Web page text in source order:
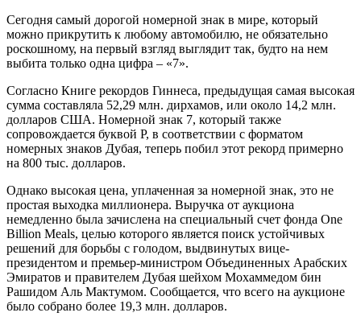
Сегодня самый дорогой номерной знак в мире, который
можно прикрутить к любому автомобилю, не обязательно
роскошному, на первый взгляд выглядит так, будто на нем
выбита только одна цифра – «7».
Согласно Книге рекордов Гиннеса, предыдущая самая высокая
сумма составляла 52,29 млн. дирхамов, или около 14,2 млн.
долларов США. Номерной знак 7, который также
сопровождается буквой P, в соответствии с форматом
номерных знаков Дубая, теперь побил этот рекорд примерно
на 800 тыс. долларов.
Однако высокая цена, уплаченная за номерной знак, это не
простая выходка миллионера. Выручка от аукциона
немедленно была зачислена на специальный счет фонда One
Billion Meals, целью которого является поиск устойчивых
решений для борьбы с голодом, выдвинутых вице-
президентом и премьер-министром Объединенных Арабских
Эмиратов и правителем Дубая шейхом Мохаммедом бин
Рашидом Аль Мактумом. Сообщается, что всего на аукционе
было собрано более 19,3 млн. долларов.